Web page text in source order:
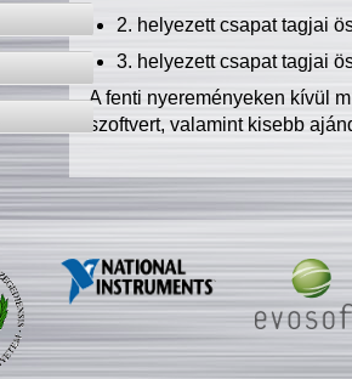
2. helyezett csapat tagjai
3. helyezett csapat tagjai
A fenti nyereményeken kívül
szoftvert, valamint kisebb